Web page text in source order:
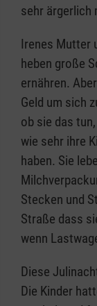
sehr ärgerlich
Irenes Mutter
heben große
ernähren.
Geld um sich
ob sie das
wie sehr ihre
haben. Sie
Stecken und
Straße dass
wenn
Diese
Die Kinder